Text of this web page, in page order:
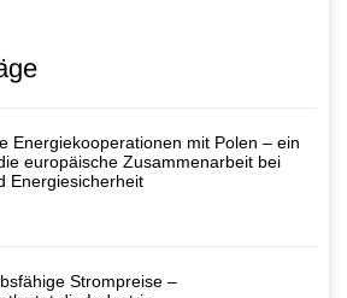
Energiekooperationen mit Polen – ein
europäische Zusammenarbeit bei
Energiesicherheit
Strompreise –